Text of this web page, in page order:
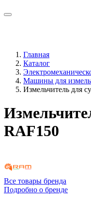
Главная
Каталог
Машины для
Измельчитель для
RAF150
Все товары бренда
Подробно о бренде